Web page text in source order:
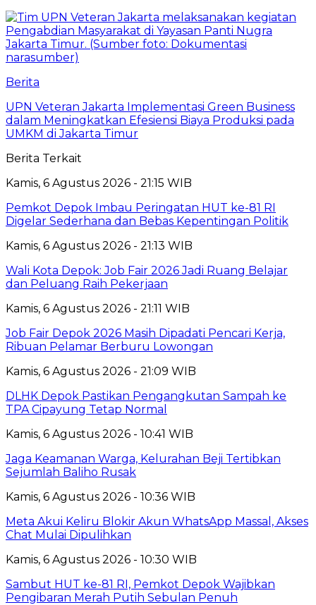
Berita
UPN Veteran Jakarta Implementasi Green Business
dalam Meningkatkan Efesiensi Biaya Produksi pada
UMKM di Jakarta Timur
Berita Terkait
Kamis, 6 Agustus 2026 - 21:15 WIB
Pemkot Depok Imbau Peringatan HUT ke-81 RI
Digelar Sederhana dan Bebas Kepentingan Politik
Kamis, 6 Agustus 2026 - 21:13 WIB
Wali Kota Depok: Job Fair 2026 Jadi Ruang Belajar
dan Peluang Raih Pekerjaan
Kamis, 6 Agustus 2026 - 21:11 WIB
Job Fair Depok 2026 Masih Dipadati Pencari Kerja,
Ribuan Pelamar Berburu Lowongan
Kamis, 6 Agustus 2026 - 21:09 WIB
DLHK Depok Pastikan Pengangkutan Sampah ke
TPA Cipayung Tetap Normal
Kamis, 6 Agustus 2026 - 10:41 WIB
Jaga Keamanan Warga, Kelurahan Beji Tertibkan
Sejumlah Baliho Rusak
Kamis, 6 Agustus 2026 - 10:36 WIB
Meta Akui Keliru Blokir Akun WhatsApp Massal, Akses
Chat Mulai Dipulihkan
Kamis, 6 Agustus 2026 - 10:30 WIB
Sambut HUT ke-81 RI, Pemkot Depok Wajibkan
Pengibaran Merah Putih Sebulan Penuh